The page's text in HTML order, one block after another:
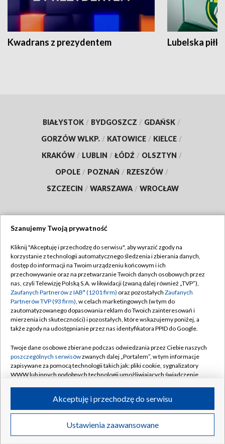
Kwadrans z prezydentem Lubelska piłka
BIAŁYSTOK / BYDGOSZCZ / GDAŃSK /
GORZÓW WLKP. / KATOWICE / KIELCE /
KRAKÓW / LUBLIN / ŁÓDŹ / OLSZTYN /
OPOLE / POZNAŃ / RZESZÓW /
SZCZECIN / WARSZAWA / WROCŁAW
TVP
Abonament TVP
Emisja w TVP
Centrum informacji TVP
Naziemna Telewizja Cyfrowa
Rada Programowa
System NOS
Informacje o nadawcy
Program dla prasy
Ogłoszenie przetargowe
Regulamin TVP
Polityka prywatności
Moje zgody
Pomoc
Kontakt
Kanały
©2026 Telewizja Polska S.A. w likwidacji
Szanujemy Twoją prywatność
Kliknij "Akceptuję i przechodzę do serwisu", aby wyrazić zgody na
korzystanie z technologii automatycznego śledzenia i zbierania danych,
dostęp do informacji na Twoim urządzeniu końcowym i ich
przechowywanie oraz na przetwarzanie Twoich danych osobowych przez
nas, czyli Telewizję Polską S.A. w likwidacji (zwaną dalej również „TVP”),
Zaufanych Partnerów z IAB* (1201 firm) oraz pozostałych Zaufanych
Partnerów TVP (93 firm), w celach marketingowych (w tym do
zautomatyzowanego dopasowania reklam do Twoich zainteresowań i
mierzenia ich skuteczności) i pozostałych, które wskazujemy poniżej, a
także zgody na udostępnianie przez nas identyfikatora PPID do Google.
Twoje dane osobowe zbierane podczas odwiedzania przez Ciebie naszych
poszczególnych serwisówzwanych dalej „Portalem”, w tym informacje
zapisywane za pomocą technologii takich jak: pliki cookie, sygnalizatory
WWW lub innych podobnych technologii umożliwiających świadczenie
ruchu w Internecie.
Twoje dane osobowe zbierane podczas odwiedzania przez Ciebie
poszczególnych serwisówna Portalu, takie jak adresy IP, identyfikatory
Ustawienia zaawansowane
Akceptuję i przechodzę do serwisu